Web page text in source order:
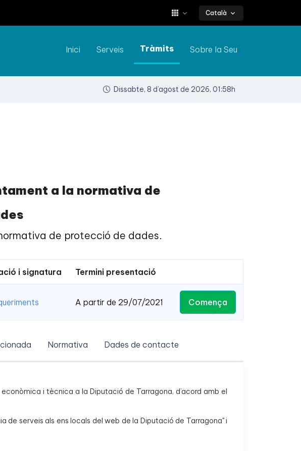
Català
Inici Serveis Tràmits Sobre la Seu
Dissabte, 8 d’agost de 2026, 01:58h
a la normativa de
de protecció de dades.
i signatura Termini presentació
A partir de 29/07/2021 Comença
Normativa Dades de contacte
i tècnica a la Diputació de Tarragona, d’acord amb el
serveis als ens locals del web de la Diputació de Tarragona" i